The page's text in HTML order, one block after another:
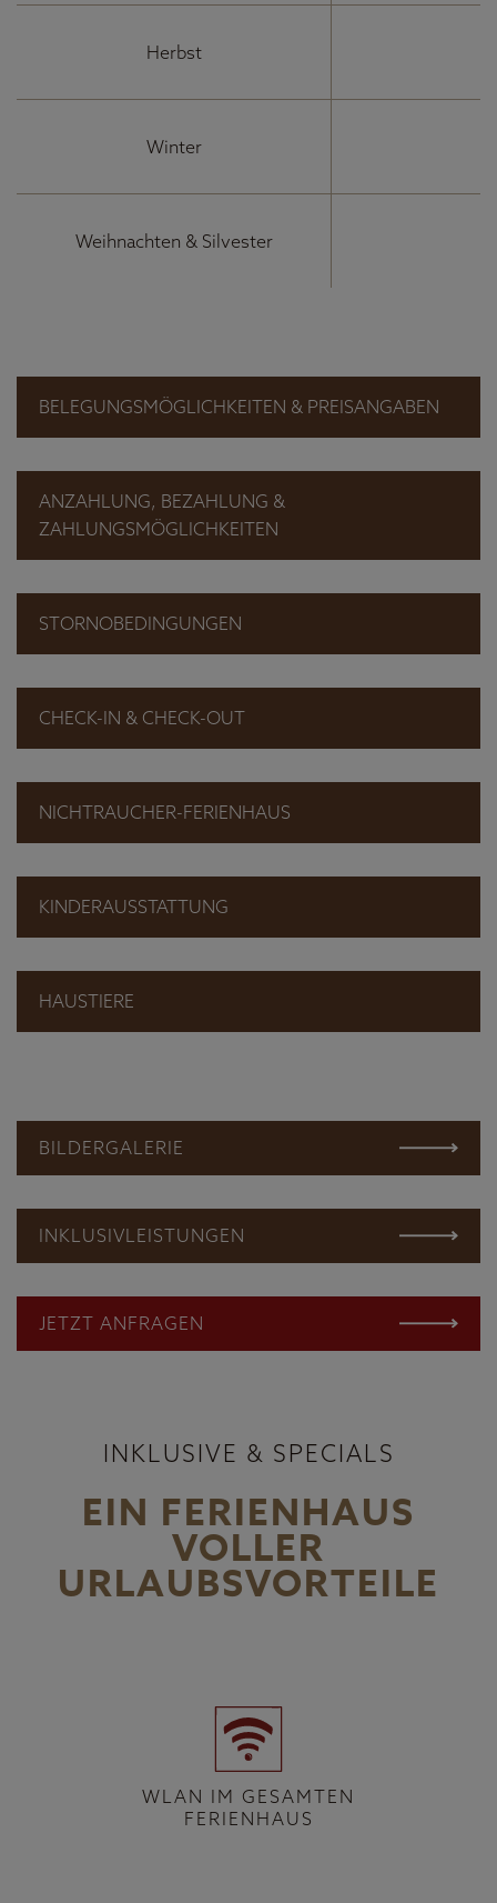
Herbst
Winter
Weihnachten & Silvester
BELEGUNGSMÖGLICHKEITEN & PREISANGABEN
ANZAHLUNG, BEZAHLUNG &
ZAHLUNGSMÖGLICHKEITEN
STORNOBEDINGUNGEN
CHECK-IN & CHECK-OUT
NICHTRAUCHER-FERIENHAUS
KINDERAUSSTATTUNG
HAUSTIERE
BILDERGALERIE
INKLUSIVLEISTUNGEN
JETZT ANFRAGEN
INKLUSIVE & SPECIALS
EIN FERIENHAUS
VOLLER
URLAUBSVORTEILE
WLAN IM GESAMTEN
FERIENHAUS